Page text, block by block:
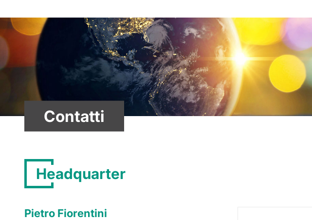
Contatti
Headquarter
Pietro Fiorentini